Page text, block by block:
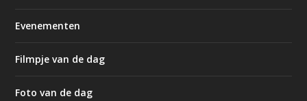
Evenementen
Filmpje van de dag
Foto van de dag